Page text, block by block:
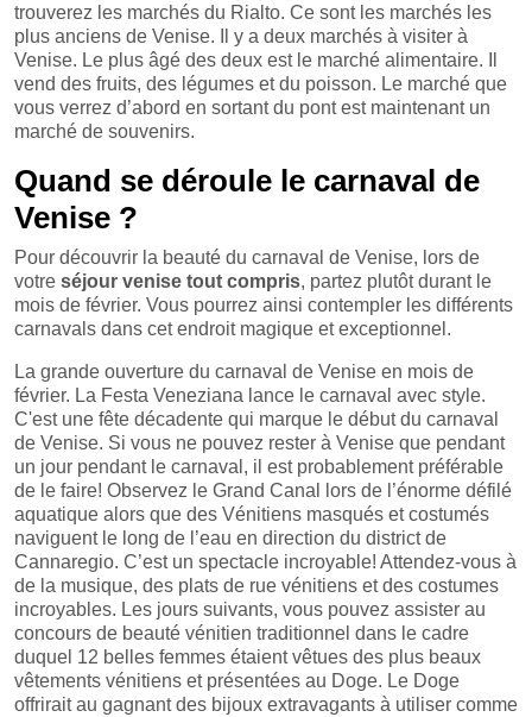
trouverez les marchés du Rialto. Ce sont les marchés les
plus anciens de Venise. Il y a deux marchés à visiter à
Venise. Le plus âgé des deux est le marché alimentaire. Il
vend des fruits, des légumes et du poisson. Le marché que
vous verrez d’abord en sortant du pont est maintenant un
marché de souvenirs.
Quand se déroule le carnaval de
Venise ?
Pour découvrir la beauté du carnaval de Venise, lors de
votre séjour venise tout compris, partez plutôt durant le
mois de février. Vous pourrez ainsi contempler les différents
carnavals dans cet endroit magique et exceptionnel.
La grande ouverture du carnaval de Venise en mois de
février. La Festa Veneziana lance le carnaval avec style.
C'est une fête décadente qui marque le début du carnaval
de Venise. Si vous ne pouvez rester à Venise que pendant
un jour pendant le carnaval, il est probablement préférable
de le faire! Observez le Grand Canal lors de l’énorme défilé
aquatique alors que des Vénitiens masqués et costumés
naviguent le long de l’eau en direction du district de
Cannaregio. C’est un spectacle incroyable! Attendez-vous à
de la musique, des plats de rue vénitiens et des costumes
incroyables. Les jours suivants, vous pouvez assister au
concours de beauté vénitien traditionnel dans le cadre
duquel 12 belles femmes étaient vêtues des plus beaux
vêtements vénitiens et présentées au Doge. Le Doge
offrirait au gagnant des bijoux extravagants à utiliser comme